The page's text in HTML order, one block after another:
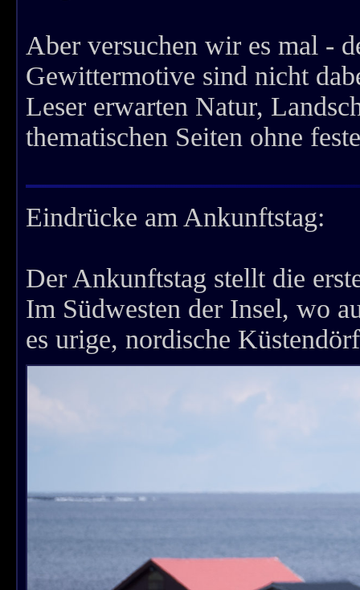
Aber versuchen wir es mal -
Gewittermotive sind nicht
Leser erwarten Natur,
thematischen Seiten ohne
Eindrücke am Ankunftstag:
Der Ankunftstag stellt die
Im Südwesten der Insel, wo
es urige, nordische